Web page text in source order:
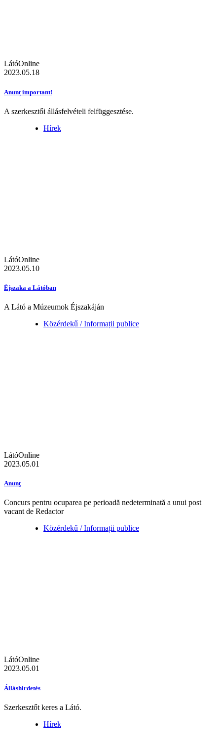
LátóOnline
2023.05.18
Anunț important!
A szerkesztői állásfelvételi felfüggesztése.
Hírek
LátóOnline
2023.05.10
Éjszaka a Látóban
A Látó a Múzeumok Éjszakáján
Közérdekű / Informații publice
LátóOnline
2023.05.01
Anunţ
Concurs pentru ocuparea pe perioadă nedeterminată a unui post
vacant de Redactor
Közérdekű / Informații publice
LátóOnline
2023.05.01
Álláshirdetés
Szerkesztőt keres a Látó.
Hírek